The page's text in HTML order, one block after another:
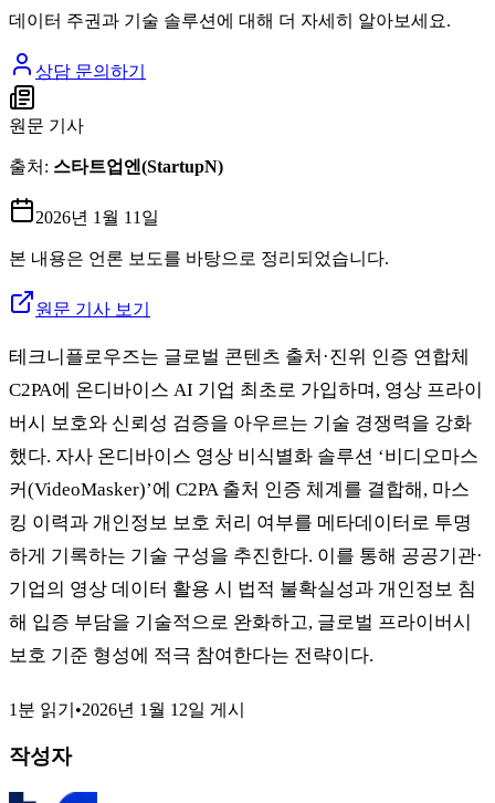
데이터 주권과 기술 솔루션에 대해 더 자세히 알아보세요.
상담 문의하기
원문 기사
출처: 스타트업엔(StartupN)
2026년 1월 11일
본 내용은 언론 보도를 바탕으로 정리되었습니다.
원문 기사 보기
테크니플로우즈는 글로벌 콘텐츠 출처·진위 인증 연합체
C2PA에 온디바이스 AI 기업 최초로 가입하며, 영상 프라이
버시 보호와 신뢰성 검증을 아우르는 기술 경쟁력을 강화
했다. 자사 온디바이스 영상 비식별화 솔루션 ‘비디오마스
커(VideoMasker)’에 C2PA 출처 인증 체계를 결합해, 마스
킹 이력과 개인정보 보호 처리 여부를 메타데이터로 투명
하게 기록하는 기술 구성을 추진한다. 이를 통해 공공기관·
기업의 영상 데이터 활용 시 법적 불확실성과 개인정보 침
해 입증 부담을 기술적으로 완화하고, 글로벌 프라이버시
보호 기준 형성에 적극 참여한다는 전략이다.
1분 읽기 •2026년 1월 12일 게시
작성자